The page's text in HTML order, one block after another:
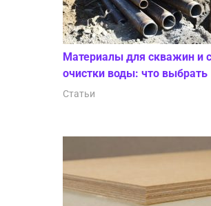
Материалы для скважин и
очистки воды: что выбрать
Статьи